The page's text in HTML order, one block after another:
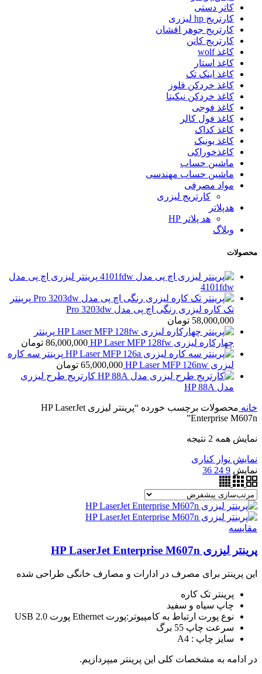
کاتر دستی
کارتریج hp لیزری
کارتریج جوهر افشان
کارتریج کانن
کاغذ wolf
کاغذ استار
کاغذ اینک تک
کاغذ خردکن فلوز
کاغذ خردکن نیکیتا
کاغذ فوجی
کاغذ فول کالر
کاغذ کداک
کاغذ یونیک
کاغذخوراکی
ماشین حساب
ماشین حساب مهندسی
مواد مصرفی
کارتریج لیزری
هدپلاتر
هد پلاتر HP
وبلاگ
محصولات
پرینتر لیزری اچ پی مدل
4101fdw
پرینتر
تک کاره لیزری رنگی اچ پی مدل Pro 3203dw
58,000,000 تومان
پرینتر
چهارکاره لیزری HP Laser MFP 128fw
86,000,000 تومان
پرینتر سه کاره
لیزری HP Laser MFP 126nw
65,000,000 تومان
کارتریج طرح لیزری
مدل HP 88A
خانه
محصولات برچسب خورده “پرینتر لیزری HP LaserJet
Enterprise M607n”
نمایش همه 2 نتیجه
نمایش نوار کناری
نمایش 9
24
36
مقايسه
پرینتر لیزری HP LaserJet Enterprise M607n
این پرینتر برای مصرف در ادارات و مصارف خانگی طراحی شده
پرینتر تک کاره
چاپ سیاه و سفید
نوع پورت ارتباط به کامپیوتر:پورت Ethernet پورت USB 2.0
سرعت چاپ 55 برگ
سایز چاپ : A4
در ادامه به مشخصات کلی این پرینتر میپردازیم.